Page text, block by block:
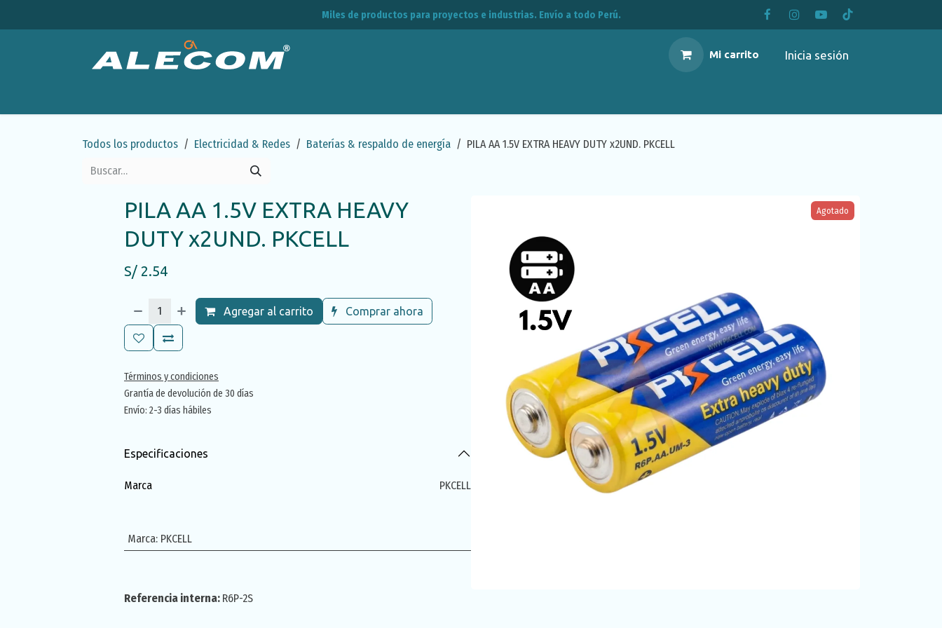
Miles de productos para proyectos e industrias. Envío a todo Perú.
Mi carrito Inicia sesión
Todos los productos Electricidad & Redes Baterías & respaldo de energía PILA AA 1.5V EXTRA HEAVY DUTY x2UND. PKCELL
Agotado
PILA AA 1.5V EXTRA HEAVY
DUTY x2UND. PKCELL
S/ 2.54
Agregar al carrito Comprar ahora
Términos y condiciones
Grantía de devolución de 30 días
Envío: 2-3 días hábiles
Especificaciones
Marca PKCELL
Marca: PKCELL
Referencia interna: R6P-2S